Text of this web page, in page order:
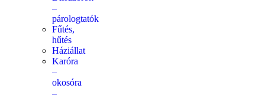
–
párologtatók
Fűtés,
hűtés
Háziállat
Karóra
–
okosóra
–